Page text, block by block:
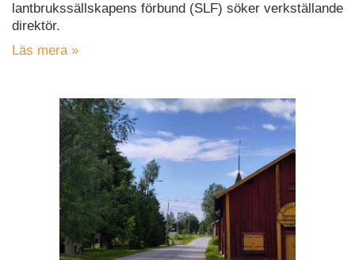
lantbrukssällskapens förbund (SLF) söker verkställande
direktör.
Läs mera »